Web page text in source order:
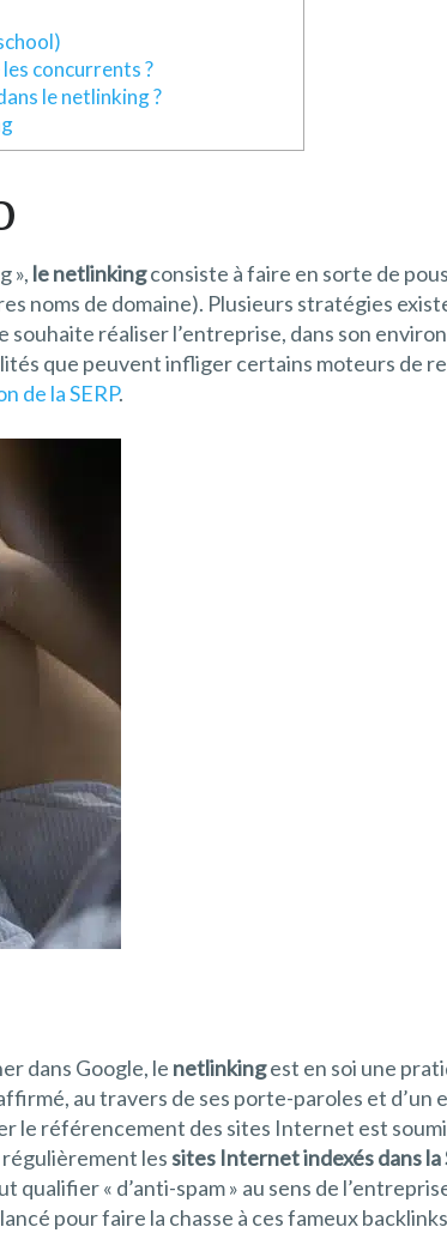
concurrents ?
le netlinking ?
», le netlinkingconsiste à faire en sorte de
noms de domaine). Plusieurs stratégies
réaliser l’entreprise, dans son
que peuvent infliger certains moteurs de
de la SERP.
dans Google, le netlinkingest en soi une
au travers de ses porte-paroles et d’un
le référencement des sites Internet est
lessites Internet indexés dans la
qualifier « d’anti-spam » au sens de
pour faire la chasse à ces fameux